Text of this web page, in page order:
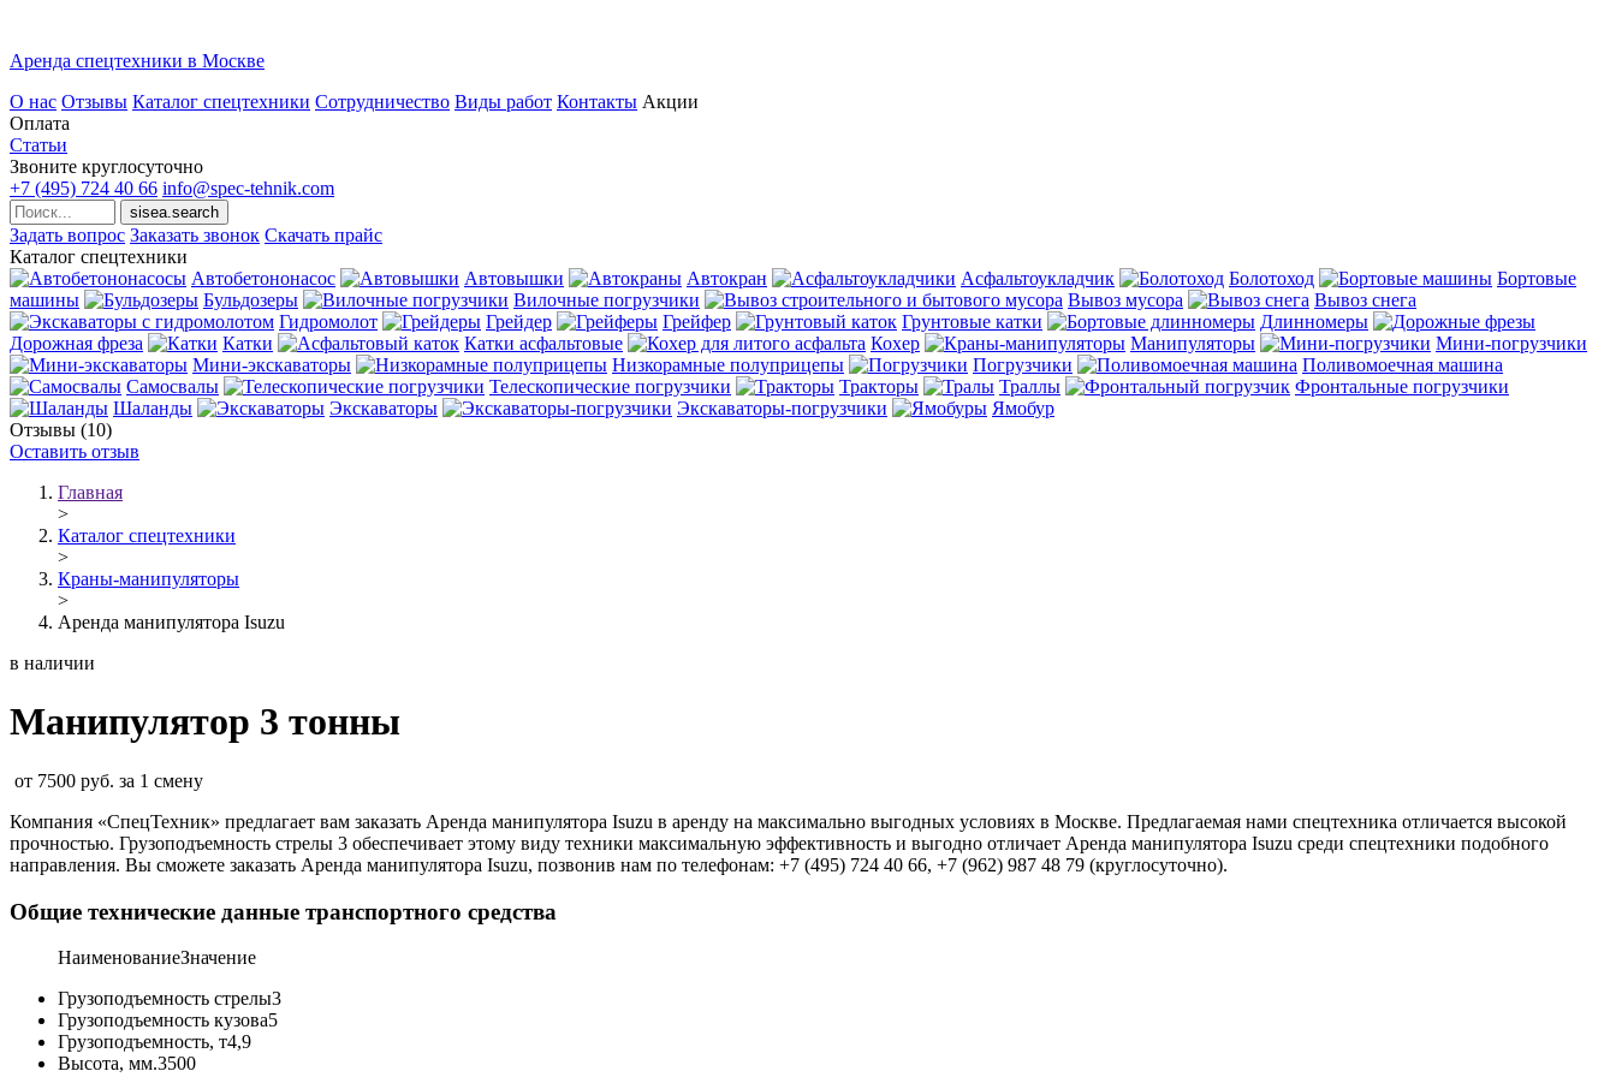
Аренда спецтехники в Москве
О нас Отзывы Каталог спецтехники Сотрудничество Виды работ Контакты Акции
Оплата
Статьи
Звоните круглосуточно
+7 (495) 724 40 66 info@spec-tehnik.com
Задать вопрос Заказать звонок Скачать прайс
Каталог спецтехники
Автобетононасос
Автовышки Автокран Асфальтоукладчик Болотоход
Бортовые
машины
Бульдозеры Вилочные погрузчики Вывоз мусора
Вывоз снега
Гидромолот
Грейдер Грейфер Грунтовые катки
Длинномеры
Дорожная фреза
Катки Катки асфальтовые Кохер Манипуляторы
Мини-погрузчики
Мини-экскаваторы
Низкорамные полуприцепы Погрузчики
Поливомоечная машина
Самосвалы
Телескопические погрузчики Тракторы Траллы
Фронтальные погрузчики
Шаланды
Экскаваторы Экскаваторы-погрузчики
Ямобур
Отзывы (10)
Оставить отзыв
Главная
>
Каталог спецтехники
>
Краны-манипуляторы
>
Аренда манипулятора Isuzu
в наличии
Манипулятор 3 тонны
от 7500 руб. за 1 смену
Компания «СпецТехник» предлагает вам заказать Аренда манипулятора Isuzu в аренду на максимально выгодных условиях в Москве. Предлагаемая нами спецтехника отличается высокой
прочностью. Грузоподъемность стрелы 3 обеспечивает этому виду техники максимальную эффективность и выгодно отличает Аренда манипулятора Isuzu среди спецтехники подобного
направления. Вы сможете заказать Аренда манипулятора Isuzu, позвонив нам по телефонам: +7 (495) 724 40 66, +7 (962) 987 48 79 (круглосуточно).
Общие технические данные транспортного средства
НаименованиеЗначение
Грузоподъемность стрелы3
Грузоподъемность кузова5
Грузоподъемность, т4,9
Высота, мм.3500